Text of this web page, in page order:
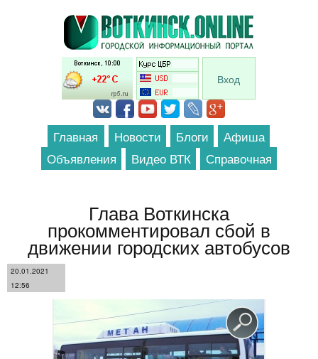
Перейти к основному содержанию
Вход
Главная Новости Блоги
Афиша
Объявления
Видео ВТК Справочная
Глава Воткинска
прокомментировал сбой в
движении городских автобусов
20.01.2021
12:56